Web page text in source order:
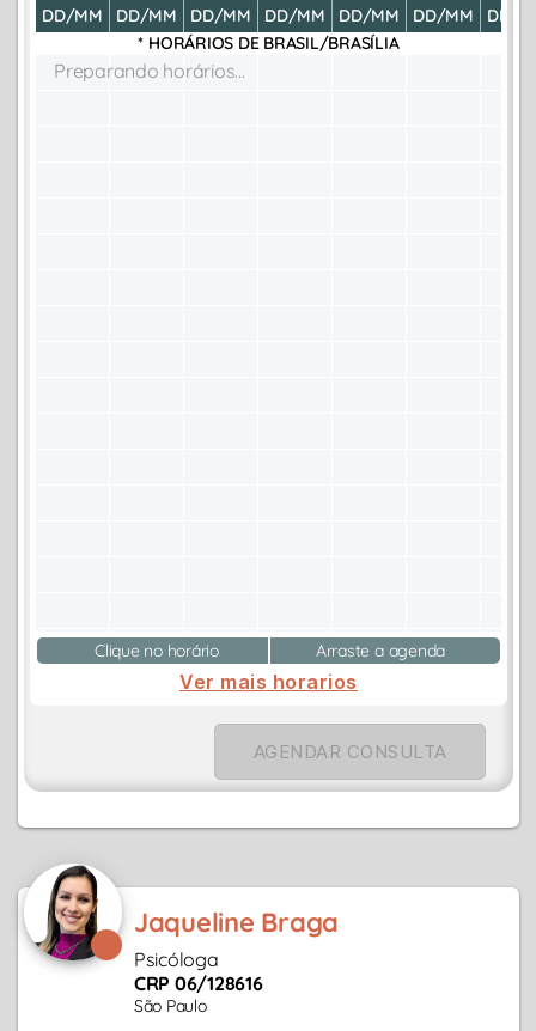
DD/MM
DD/MM
DD/MM
DD/MM
DD/MM
DD/MM
DD/
* HORÁRIOS DE BRASIL/BRASÍLIA
Preparando horários...
Clique no horário Arraste a agenda
Ver mais horarios
AGENDAR CONSULTA
Jaqueline Braga
Psicóloga
CRP 06/128616
São Paulo